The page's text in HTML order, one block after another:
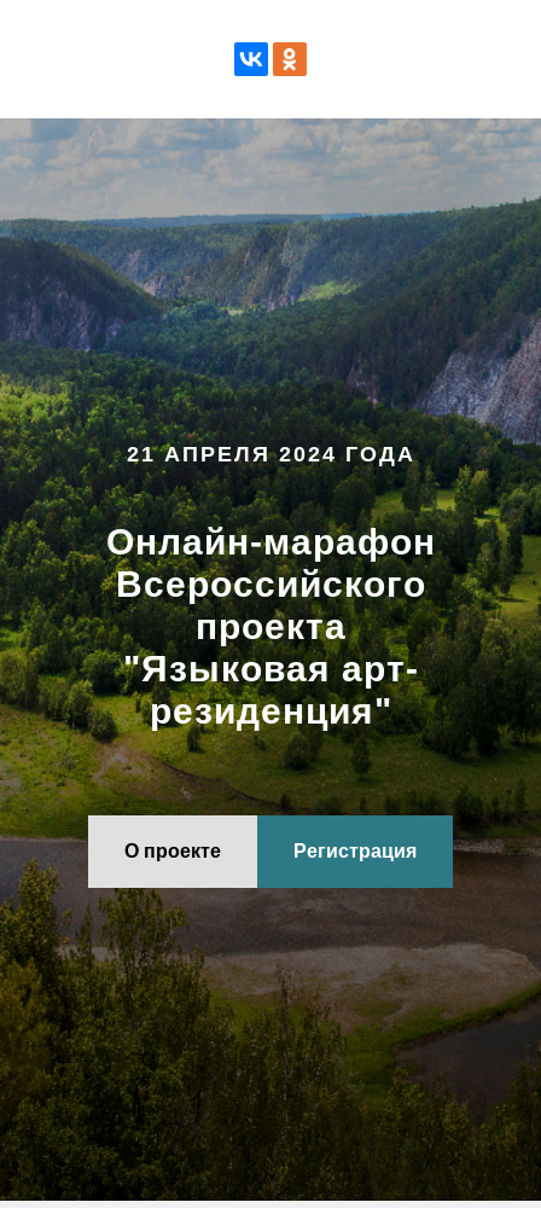
21 АПРЕЛЯ 2024 ГОДА
Онлайн-марафон
Всероссийского
проекта
"Языковая арт-
резиденция"
О проекте Регистрация